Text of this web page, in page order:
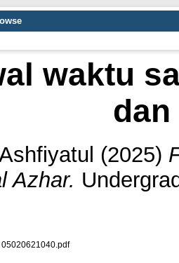
waktu
dan
(2025)
Azhar.